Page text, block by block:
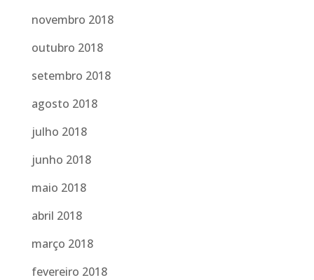
novembro 2018
outubro 2018
setembro 2018
agosto 2018
julho 2018
junho 2018
maio 2018
abril 2018
março 2018
fevereiro 2018